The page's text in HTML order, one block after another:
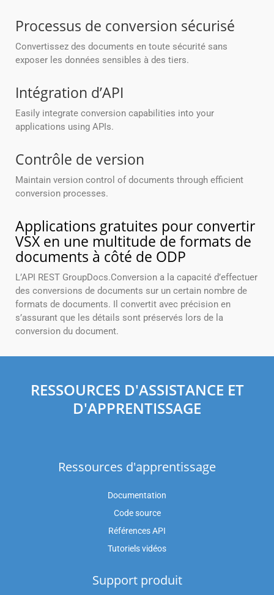
Processus de conversion sécurisé
Convertissez des documents en toute sécurité sans
exposer les données sensibles à des tiers.
Intégration d’API
Easily integrate conversion capabilities into your
applications using APIs.
Contrôle de version
Maintain version control of documents through efficient
conversion processes.
Applications gratuites pour convertir
VSX en une multitude de formats de
documents à côté de ODP
L’API REST GroupDocs.Conversion a la capacité d’effectuer
des conversions de documents sur un certain nombre de
formats de documents. Il convertit avec précision en
s’assurant que les détails sont préservés lors de la
conversion du document.
RESSOURCES D'ASSISTANCE ET
D'APPRENTISSAGE
Ressources d'apprentissage
Documentation
Code source
Références API
Tutoriels vidéos
Support produit